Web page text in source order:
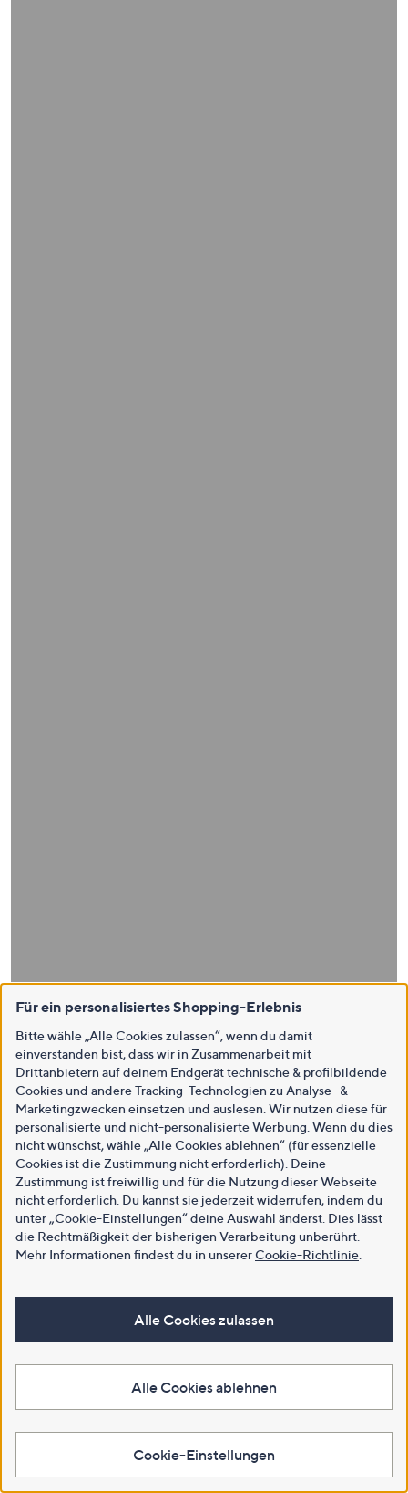
Für ein personalisiertes Shopping-Erlebnis
Bitte wähle „Alle Cookies zulassen“, wenn du damit
einverstanden bist, dass wir in Zusammenarbeit mit
Drittanbietern auf deinem Endgerät technische & profilbildende
Cookies und andere Tracking-Technologien zu Analyse- &
Marketingzwecken einsetzen und auslesen. Wir nutzen diese für
personalisierte und nicht-personalisierte Werbung. Wenn du dies
nicht wünschst, wähle „Alle Cookies ablehnen“ (für essenzielle
Cookies ist die Zustimmung nicht erforderlich). Deine
Zustimmung ist freiwillig und für die Nutzung dieser Webseite
nicht erforderlich. Du kannst sie jederzeit widerrufen, indem du
unter „Cookie-Einstellungen“ deine Auswahl änderst. Dies lässt
die Rechtmäßigkeit der bisherigen Verarbeitung unberührt.
Mehr Informationen findest du in unsererCookie-Richtlinie
Alle Cookies zulassen
Alle Cookies ablehnen
Cookie-Einstellungen